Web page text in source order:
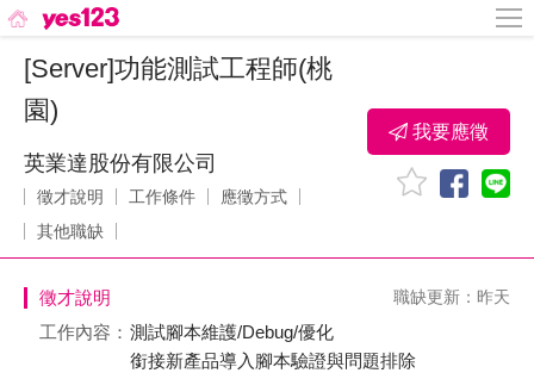
[Server]功能測試工程師(桃
園)
英業達股份有限公司
徵才說明 工作條件
應徵方式
其他職缺
我要應徵
徵才說明 職缺更新：昨天
工作內容： 測試腳本維護/Debug/優化
銜接新產品導入腳本驗證與問題排除